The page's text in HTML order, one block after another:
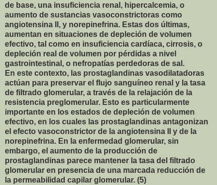
de base, una insuficiencia renal, hipercalcemia, o
aumento de sustancias vasoconstrictoras como
angiotensina II, y norepinefrina. Estas dos últimas,
aumentan en situaciones de depleción de volumen
efectivo, tal como en insuficiencia cardíaca, cirrosis, o
depleción real de volumen por pérdidas a nivel
gastrointestinal, o nefropatías perdedoras de sal.
En este contexto, las prostaglandinas vasodilatadoras
actúan para preservar el flujo sanguíneo renal y la tasa
de filtrado glomerular, a través de la relajación de la
resistencia preglomerular. Esto es particularmente
importante en los estados de depleción de volumen
efectivo, en los cuales las prostaglandinas antagonizan
el efecto vasoconstrictor de la angiotensina II y de la
norepinefrina. En la enfermedad glomerular, sin
embargo, el aumento de la producción de
prostaglandinas parece mantener la tasa del filtrado
glomerular en presencia de una marcada reducción de
la permeabilidad capilar glomerular. (5)